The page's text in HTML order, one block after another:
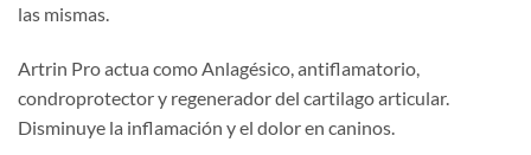
las mismas.
Artrin Pro actua como Anlagésico, antiflamatorio,
condroprotector y regenerador del cartilago articular.
Disminuye la inflamación y el dolor en caninos.